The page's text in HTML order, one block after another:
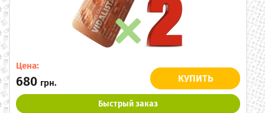
Цена:
680 грн. КУПИТЬ
Быстрый заказ